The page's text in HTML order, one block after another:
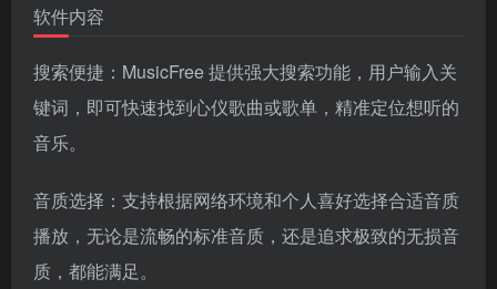
软件内容
搜索便捷：MusicFree 提供强大搜索功能，用户输入关
键词，即可快速找到心仪歌曲或歌单，精准定位想听的
音乐。
音质选择：支持根据网络环境和个人喜好选择合适音质
播放，无论是流畅的标准音质，还是追求极致的无损音
质，都能满足。